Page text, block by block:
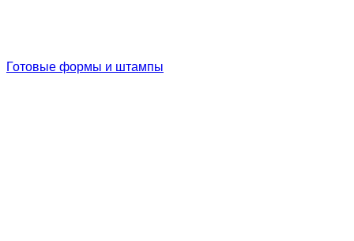
Готовые формы и штампы